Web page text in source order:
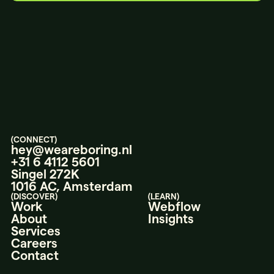
LET’STALK.
(CONNECT)
hey@weareboring.nl
+31 6 4112 5601
Singel 272K
1016 AC, Amsterdam
(DISCOVER)
Work
About
Services
Careers
Contact
(LEARN)
Webflow
Insights